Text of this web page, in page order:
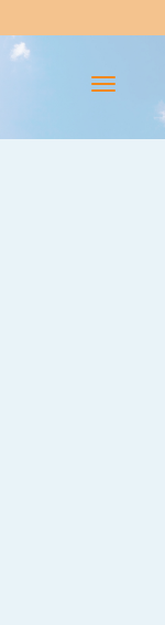
Flip-